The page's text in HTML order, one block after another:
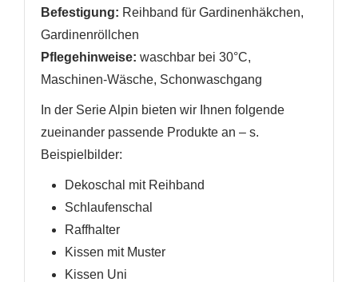
Befestigung: Reihband für Gardinenhäkchen,
Gardinenröllchen
Pflegehinweise: waschbar bei 30°C,
Maschinen-Wäsche, Schonwaschgang
In der Serie Alpin bieten wir Ihnen folgende
zueinander passende Produkte an – s.
Beispielbilder:
Dekoschal mit Reihband
Schlaufenschal
Raffhalter
Kissen mit Muster
Kissen Uni